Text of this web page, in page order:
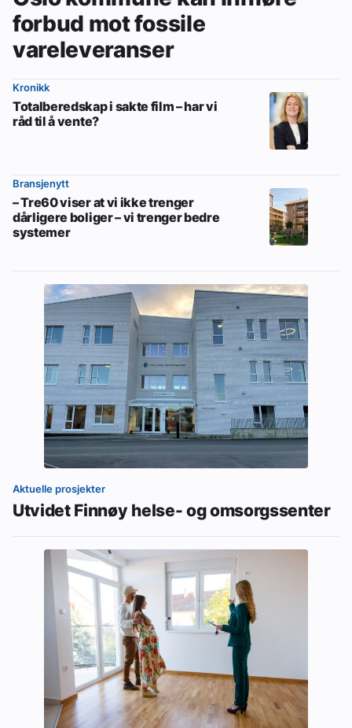
forbud mot fossile
vareleveranser
Kronikk
Totalberedskap i sakte film – har vi
råd til å vente?
Bransjenytt
– Tre60 viser at vi ikke trenger
dårligere boliger – vi trenger bedre
systemer
Aktuelle prosjekter
Utvidet Finnøy helse- og omsorgssenter